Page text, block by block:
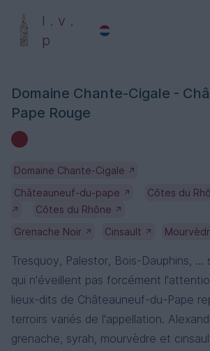
l . v .
p
Domaine Chante-Cigale -
Pape Rouge
Domaine Chante-Cigale ↗
Châteauneuf-du-pape ↗ Côtes du
↗ Côtes du Rhône ↗
Grenache Noir ↗ Cinsault ↗
Tresquoy, Palestor, Bois-Dauphins, ...
qui n'éveillent pas forcément
lieux-dits de Châteauneuf-du-Pape
terroirs variés de l'appellation.
grenache, syrah, mourvèdre et